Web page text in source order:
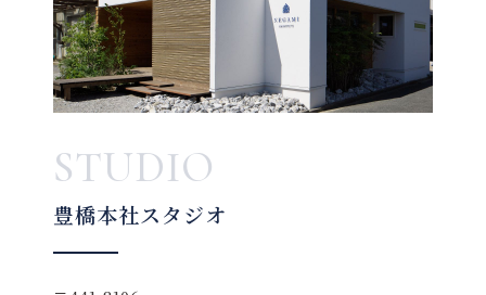
STUDIO
豊橋本社スタジオ